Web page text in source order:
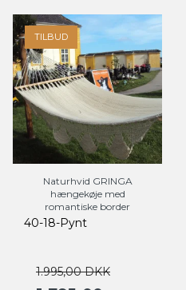
TILBUD
Naturhvid GRINGA
hængekøje med
romantiske border
40-18-Pynt
1.995,00 DKK